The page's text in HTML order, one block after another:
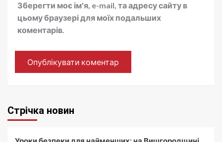
Зберегти моє ім'я, e-mail, та адресу сайту в
цьому браузері для моїх подальших
коментарів.
Стрічка новин